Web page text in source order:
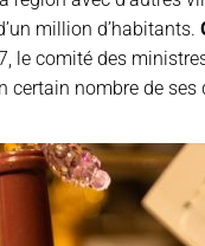
million d’habitants.
le comité des
nombre de